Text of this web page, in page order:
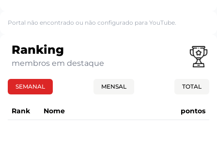
Portal não encontrado ou não configurado para YouTube.
Ranking
membros em destaque
SEMANAL MENSAL TOTAL
Rank Nome pontos